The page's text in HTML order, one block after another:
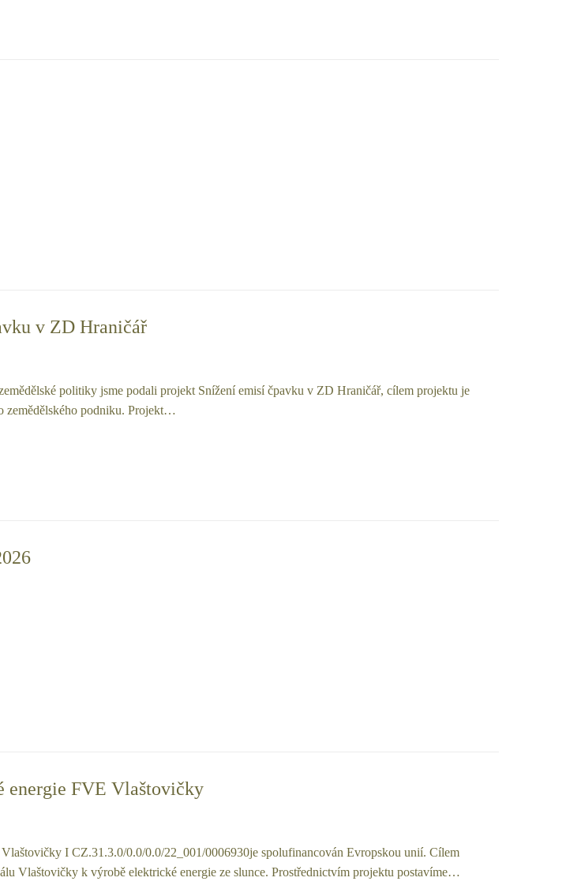
v ZD Hraničář
politiky jsme podali projekt Snížení emisí čpavku v ZD Hraničář, cílem projektu je
zemědělského podniku. Projekt…
energie FVE Vlaštovičky
I CZ.31.3.0/0.0/0.0/22_001/0006930je spolufinancován Evropskou unií. Cílem
Vlaštovičky k výrobě elektrické energie ze slunce. Prostřednictvím projektu postavíme…